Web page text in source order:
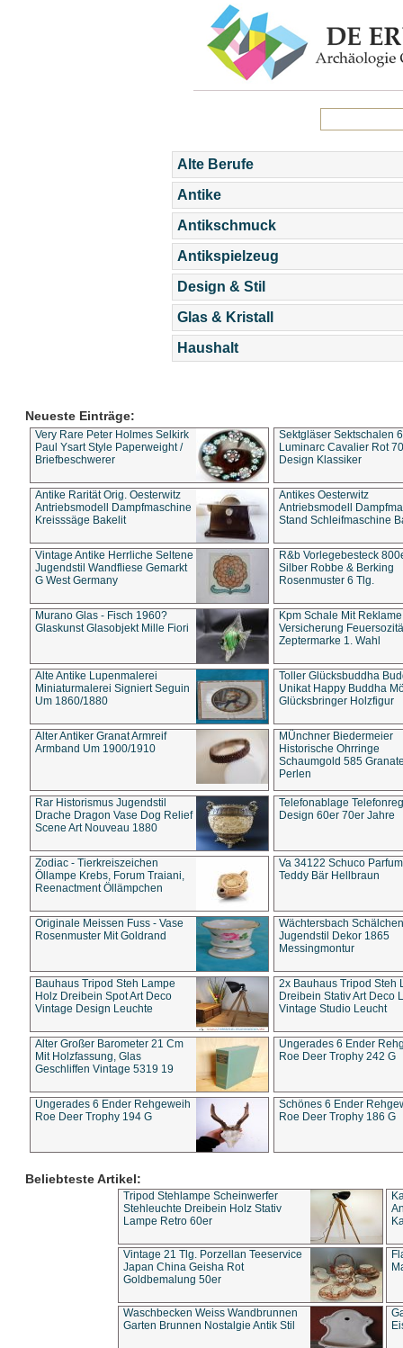
Alte Berufe
Antike
Antikschmuck
Antikspielzeug
Design & Stil
Glas & Kristall
Haushalt
Neueste Einträge:
Very Rare Peter Holmes Selkirk
Paul Ysart Style Paperweight /
Briefbeschwerer
Sektgläser Sektschalen
Luminarc Cavalier Rot
Design Klassiker
Antike Rarität Orig. Oesterwitz
Antriebsmodell Dampfmaschine
Kreisssäge Bakelit
Antikes Oesterwitz
Antriebsmodell
Stand Schleifmaschine
Vintage Antike Herrliche Seltene
Jugendstil Wandfliese Gemarkt
G West Germany
R&b Vorlegebesteck
Silber Robbe & Berking
Rosenmuster 6 Tlg.
Murano Glas - Fisch 1960?
Glaskunst Glasobjekt Mille Fiori
Kpm Schale Mit Reklame
Versicherung
Zeptermarke 1. Wahl
Alte Antike Lupenmalerei
Miniaturmalerei Signiert Seguin
Um 1860/1880
Toller Glücksbuddha
Unikat Happy Buddha
Glücksbringer Holzfigur
Alter Antiker Granat Armreif
Armband Um 1900/1910
MÜnchner Biedermeier
Historische Ohrringe
Schaumgold 585
Perlen
Rar Historismus Jugendstil
Drache Dragon Vase Dog Relief
Scene Art Nouveau 1880
Telefonablage
Design 60er 70er Jahre
Zodiac - Tierkreiszeichen
Öllampe Krebs, Forum Traiani,
Reenactment Öllämpchen
Va 34122 Schuco
Teddy Bär Hellbraun
Originale Meissen Fuss - Vase
Rosenmuster Mit Goldrand
Wächtersbach Schälchen
Jugendstil Dekor 1865
Messingmontur
Bauhaus Tripod Steh Lampe
Holz Dreibein Spot Art Deco
Vintage Design Leuchte
2x Bauhaus Tripod Steh
Dreibein Stativ Art Deco
Vintage Studio Leucht
Alter Großer Barometer 21 Cm
Mit Holzfassung, Glas
Geschliffen Vintage 5319 19
Ungerades 6 Ender
Roe Deer Trophy 242 G
Ungerades 6 Ender Rehgeweih
Roe Deer Trophy 194 G
Schönes 6 Ender
Roe Deer Trophy 186 G
Beliebteste Artikel:
Tripod Stehlampe Scheinwerfer
Stehleuchte Dreibein Holz Stativ
Lampe Retro 60er
Vintage 21 Tlg. Porzellan Teeservice
Japan China Geisha Rot
Goldbemalung 50er
Waschbecken Weiss Wandbrunnen
Garten Brunnen Nostalgie Antik Stil